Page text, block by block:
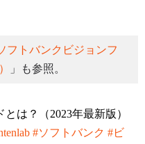
フトバンクビジョンフ
」も参照。
は？（2023年最新版）
#ソフトバンク #ビ